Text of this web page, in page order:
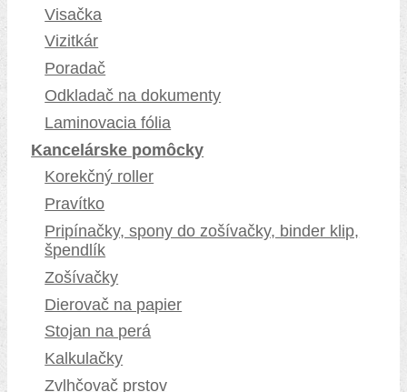
Visačka
Vizitkár
Poradač
Odkladač na dokumenty
Laminovacia fólia
Kancelárske pomôcky
Korekčný roller
Pravítko
Pripínačky, spony do zošívačky, binder klip,
špendlík
Zošívačky
Dierovač na papier
Stojan na perá
Kalkulačky
Zvlhčovač prstov